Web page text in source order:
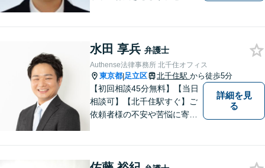
水田 享兵 弁護士
Authense法律事務所 北千住オフィス
東京都|足立区 北千住駅 から徒歩5分
【初回相談45分無料】【当日
相談可】【北千住駅すぐ】ご
依頼者様の不安や苦悩に寄り
詳細を見
る